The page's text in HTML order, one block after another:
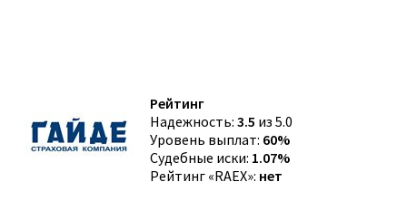
Рейтинг
Надежность: 3.5 из 5.0
Уровень выплат: 60%
Судебные иски: 1.07%
Рейтинг «RAEX»: нет